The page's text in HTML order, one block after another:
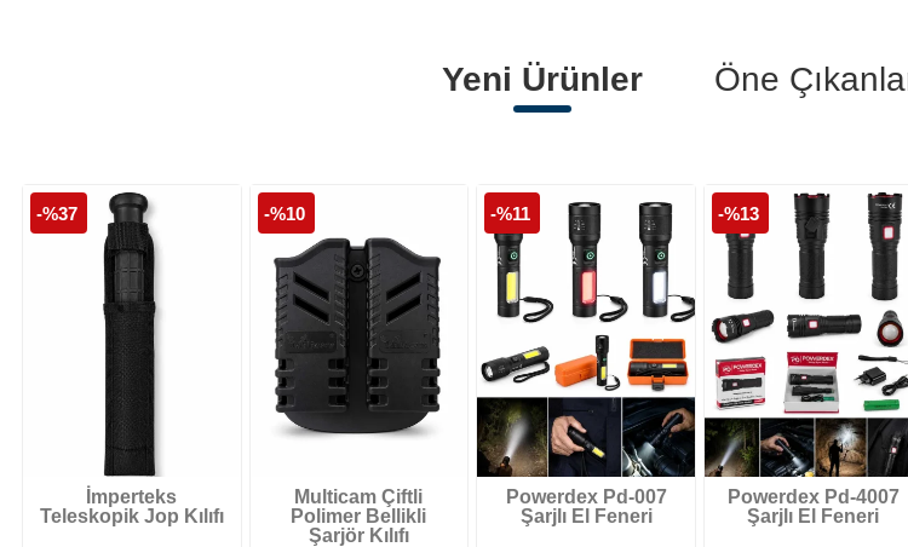
Yeni Ürünler Öne
-%37
İmperteks
Teleskopik Jop Kılıfı
-%10
Multicam Çiftli
Polimer Bellikli
Şarjör Kılıfı
-%11
Powerdex Pd-007
Şarjlı El Feneri
-%13
Powerdex Pd-4007
Şarjlı El Feneri